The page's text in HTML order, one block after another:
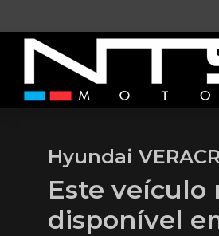
Hyundai
Este veículo
disponível